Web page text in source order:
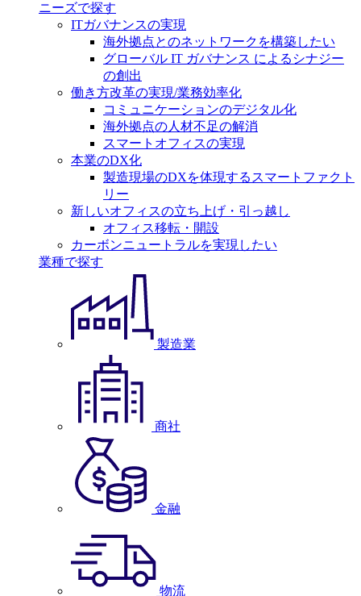
ニーズで探す
ITガバナンスの実現
海外拠点とのネットワークを構築したい
グローバル IT ガバナンス によるシナジー
の創出
働き方改革の実現/業務効率化
コミュニケーションのデジタル化
海外拠点の人材不足の解消
スマートオフィスの実現
本業のDX化
製造現場のDXを体現するスマートファクト
リー
新しいオフィスの立ち上げ・引っ越し
オフィス移転・開設
カーボンニュートラルを実現したい
業種で探す
製造業
商社
金融
物流